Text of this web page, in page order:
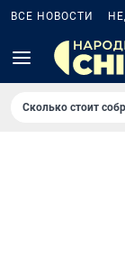
ВСЕ НОВОСТИ
Сколько стоит